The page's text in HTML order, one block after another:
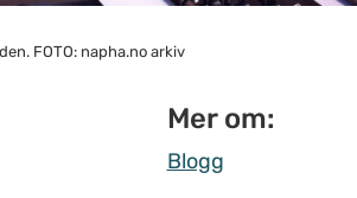
FOTO: napha.no arkiv
Mer om:
Blogg